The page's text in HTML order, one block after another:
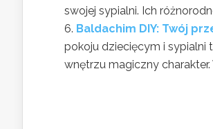
swojej sypialni. Ich
Baldachim DIY: Twój
pokoju dziecięcym i sypialni
wnętrzu magiczny charakter.